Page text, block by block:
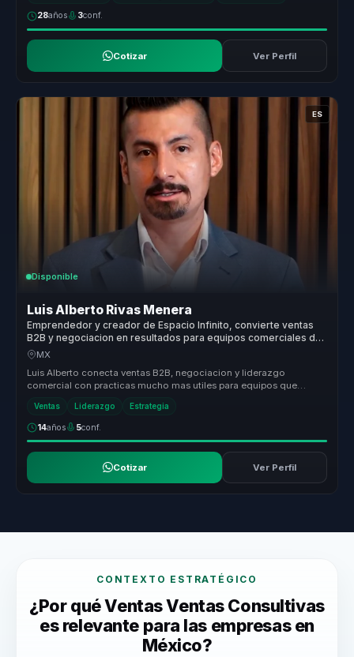
28años 3conf.
Cotizar Ver Perfil
ES
Disponible
Luis Alberto Rivas Menera
Emprendedor y creador de Espacio Infinito, convierte ventas
B2B y negociacion en resultados para equipos comerciales de
alto valor.
MX
Luis Alberto conecta ventas B2B, negociacion y liderazgo
comercial con practicas mucho mas utiles para equipos que
Ventas Liderazgo Estrategia
14años 5conf.
Cotizar Ver Perfil
CONTEXTO ESTRATÉGICO
¿Por qué Ventas Ventas Consultivas
es relevante para las empresas en
México?